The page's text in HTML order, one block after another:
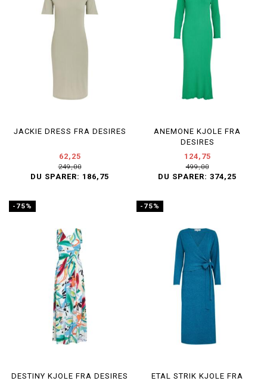
JACKIE DRESS FRA DESIRES
62,25
249,00
DU SPARER: 186,75
ANEMONE KJOLE FRA
DESIRES
124,75
499,00
DU SPARER: 374,25
-75%
DESTINY KJOLE FRA DESIRES
-75%
ETAL STRIK KJOLE FRA